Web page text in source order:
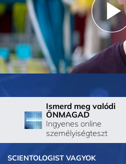
Ismerd meg valódi
ÖNMAGAD
Ingyenes online
személyiségteszt
SCIENTOLOGIST VAGYOK